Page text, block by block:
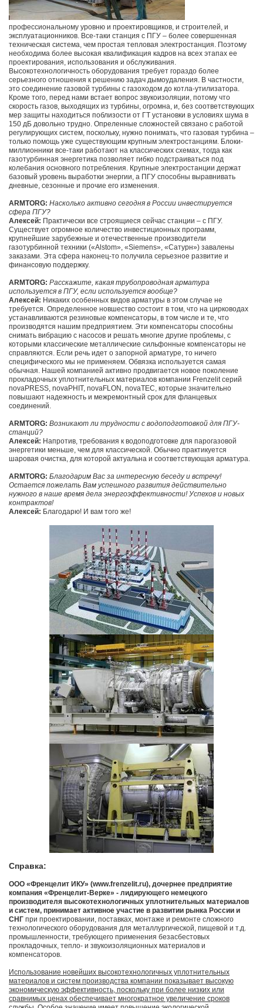
профессиональному уровню и проектировщиков, и строителей, и
эксплуатационников. Все-таки станция с ПГУ – более совершенная
техническая система, чем простая тепловая электростанция. Поэтому
необходима более высокая квалификация кадров на всех этапах ее
проектирования, использования и обслуживания.
Высокотехнологичность оборудования требует гораздо более
серьезного отношения к решению задач дымоудаления. В частности,
это соединение газовой турбины с газоходом до котла-утилизатора.
Кроме того, перед нами встает вопрос звукоизоляции, потому что
скорость газов, выходящих из турбины, огромна, и, без соответствующих
мер защиты находиться поблизости от ГТ установки в условиях шума в
150 дБ довольно трудно. Опреленные сложностей связано с работой
регулирующих систем, поскольку, нужно понимать, что газовая турбина –
только помощь уже существующим крупным электростанциям. Блоки-
миллионники все-таки работают на классических схемах, тогда как
газотурбинная энергетика позволяет гибко подстраиваться под
колебания основного потребления. Крупные электростанции держат
базовый уровень выработки энергии, а ПГУ способны выравнивать
дневные, сезонные и прочие его изменения.
ARMTORG: Насколько активно сегодня в России инвестируется
сфера ПГУ?
Алексей: Практически все строящиеся сейчас станции – с ПГУ.
Существует огромное количество инвестиционных программ,
крупнейшие зарубежные и отечественные производители
газотурбинной техники («Alstom», «Siemens», «Сатурн») завалены
заказами. Эта сфера наконец-то получила серьезное развитие и
финансовую поддержку.
ARMTORG: Расскажите, какая трубопроводная арматура
используется в ПГУ, если используется вообще?
Алексей: Никаких особенных видов арматуры в этом случае не
требуется. Определенное новшество состоит в том, что на цирководах
устанавливаются резиновые компенсаторы, в том числе и те, что
производятся нашим предприятием. Эти компенсаторы способны
снимать вибрацию с насосов и решать многие другие проблемы, с
которыми классические металлические сильфонные компенсаторы не
справляются. Если речь идет о запорной арматуре, то ничего
специфического мы не применяем. Обвязка используется самая
обычная. Нашей компанией активно продвигается новое поколение
прокладочных уплотнительных материалов компании Frenzelit серий
novaPRESS, novaPHIT, novaFLON, novaTEC, которые значительно
повышают надежность и межремонтный срок для фланцевых
соединений.
ARMTORG: Возникают ли трудности с водоподготовкой для ПГУ-
станций?
Алексей: Напротив, требования к водоподготовке для парогазовой
энергетики меньше, чем для классической. Обычно практикуется
шаровая очистка, для которой актуальна и соответствующая арматура.
ARMTORG: Благодарим Вас за интересную беседу и встречу!
Остается пожелать Вам успешного развития действительно
нужного в наше время дела энергоэффективности! Успехов и новых
контрактов!
Алексей: Благодарю! И вам того же!
Справка:
ООО «Френцелит ИКУ» (www.frenzelit.ru), дочернее предприятие
компания «Френцелит-Верке» - лидирующего немецкого
производителя высокотехнологичных уплотнительных материалов
и систем, принимает активное участие в развитии рынка России и
СНГ при проектировании, поставках, монтаже и ремонте сложного
технологического оборудования для металлургической, пищевой и т.д.
промышленности, требующего применения безасбестовых
прокладочных, тепло- и звукоизоляционных материалов и
компенсаторов.
Использование новейших высокотехнологичных уплотнительных
материалов и систем производства компании показывает высокую
экономическую эффективность, поскольку при более низких или
сравнимых ценах обеспечивает многократное увеличение сроков